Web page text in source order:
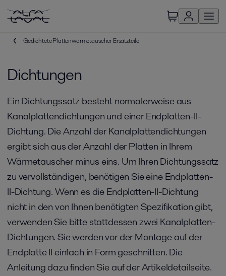
Gedichtete Plattenwärmetauscher Ersatzteile
Dichtungen
Ein Dichtungssatz besteht normalerweise aus
Kanalplattendichtungen und einer Endplatten-II-
Dichtung. Die Anzahl der Kanalplattendichtungen
ergibt sich aus der Anzahl der Platten in Ihrem
Wärmetauscher minus eins. Um Ihren Dichtungssatz
zu vervollständigen, benötigen Sie eine Endplatten-
II-Dichtung. Wenn es die Endplatten-II-Dichtung
nicht in den von Ihnen benötigten Spezifikation gibt,
verwenden Sie bitte stattdessen zwei Kanalplatten-
Dichtungen. Sie werden vor der Montage auf der
Endplatte II einfach in Form geschnitten. Die
Anleitung dazu finden Sie auf der Artikeldetailseite.